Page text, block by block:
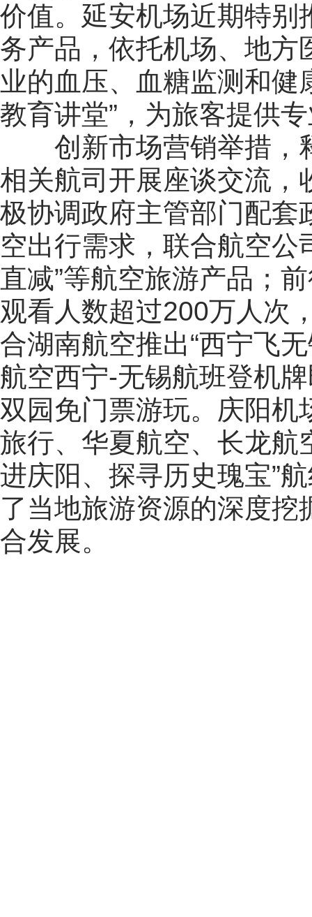
价值。延安机场近期特别
务产品，依托机场、地方
业的血压、血糖监测和健
教育讲堂”，为旅客提供
创新市场营销举措，
相关航司开展座谈交流，
极协调政府主管部门配套
空出行需求，联合航空公
直减”等航空旅游产品；
观看人数超过200万人次
合湖南航空推出“西宁飞
航空西宁-无锡航班登机
双园免门票游玩。庆阳机
旅行、华夏航空、长龙航
进庆阳、探寻历史瑰宝”
了当地旅游资源的深度
合发展。